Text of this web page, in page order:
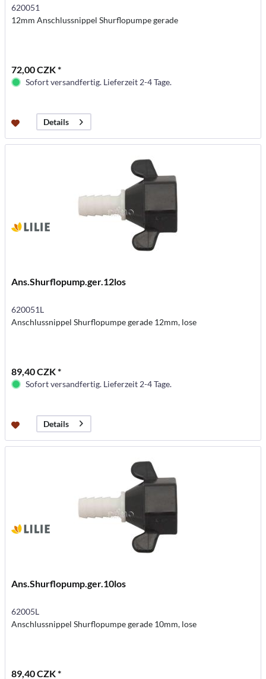
620051
12mm Anschlussnippel Shurflopumpe gerade
72,00 CZK *
Sofort versandfertig. Lieferzeit 2-4 Tage.
Details
Ans.Shurflopump.ger.12los
620051L
Anschlussnippel Shurflopumpe gerade 12mm, lose
89,40 CZK *
Sofort versandfertig. Lieferzeit 2-4 Tage.
Details
Ans.Shurflopump.ger.10los
62005L
Anschlussnippel Shurflopumpe gerade 10mm, lose
89,40 CZK *